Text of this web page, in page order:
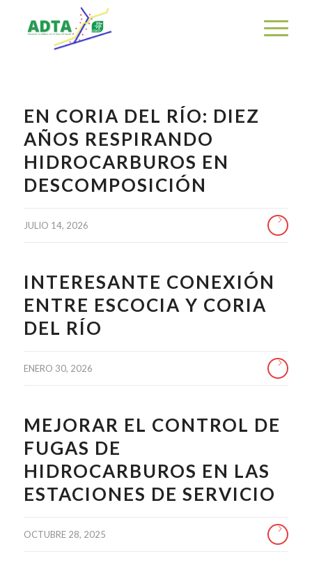
EN CORIA DEL RÍO: DIEZ
AÑOS RESPIRANDO
HIDROCARBUROS EN
DESCOMPOSICIÓN
JULIO 14, 2026
INTERESANTE CONEXIÓN
ENTRE ESCOCIA Y CORIA
DEL RÍO
ENERO 30, 2026
MEJORAR EL CONTROL DE
FUGAS DE
HIDROCARBUROS EN LAS
ESTACIONES DE SERVICIO
OCTUBRE 28, 2025